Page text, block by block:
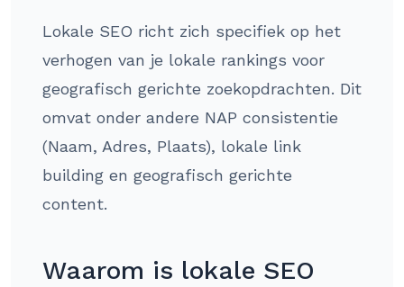
Lokale SEO richt zich specifiek op het
verhogen van je lokale rankings voor
geografisch gerichte zoekopdrachten. Dit
omvat onder andere NAP consistentie
(Naam, Adres, Plaats), lokale link
building en geografisch gerichte
content.
Waarom is lokale SEO